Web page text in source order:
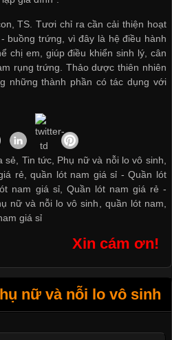
TS. Tươi chỉ ra cần cải thiện hoạt
buồng trứng, vì đây là hệ điều hành
chị em, giúp điều khiển sinh lý, cân
rụng trứng. Thảo dược thiên nhiên
những thành phần có tác dụng với
sẻ, Tin tức, Phụ nữ và nỗi lo vô sinh,
rẻ, quần lót nam giá sỉ -Quần lót
nam giá sỉ, Quần lót nam giá rẻ -
nữ và nỗi lo vô sinh quần lót nam
giá sỉ
Xin cám ơn!
nữ và nỗi lo vô sinh